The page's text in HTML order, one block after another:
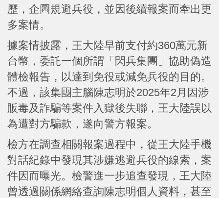
歷，企圖規避兵役，並因後續報案而牽出更
多案情。
據案情披露，王大陸早前支付約360萬元新
台幣，委託一個所謂「閃兵集團」協助偽造
體檢報告，以達到免役或減免兵役的目的。
不過，該集團主腦陳志明於2025年2月因涉
販毒及詐騙等案件入獄後失聯，王大陸誤以
為遭對方騙款，遂向警方報案。
檢方在調查相關報案過程中，從王大陸手機
對話紀錄中發現其涉嫌逃避兵役的線索，案
件因而曝光。檢警進一步追查發現，王大陸
曾透過關係網絡查詢陳志明個人資料，甚至